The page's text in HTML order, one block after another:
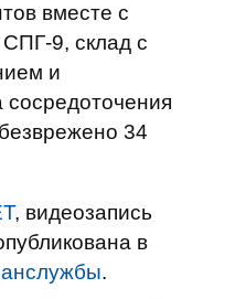
вместе с
9, склад с
и
сосредоточения
34
, видеозапись
в
.